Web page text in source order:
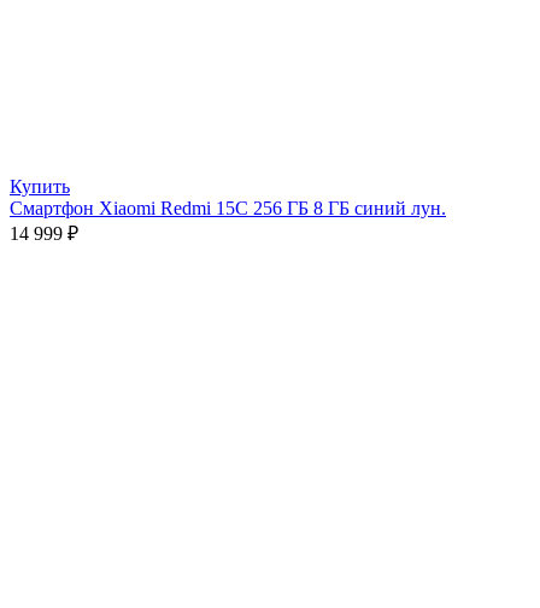
Купить
Смартфон Xiaomi Redmi 15C 256 ГБ 8 ГБ синий лун.
14 999 ₽